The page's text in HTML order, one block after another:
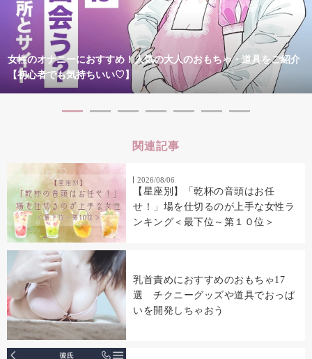
女性のオナニーにおすすめ！人気の大人のおもちゃ・道具をご紹介
【初心者でも気持ちいい♡】
関連記事
2026/08/06
【星座別】「乾杯の音頭はお任
せ！」場を仕切るのが上手な女性ラ
ンキング＜最下位～第１０位＞
乳首責めにおすすめのおもちゃ17
選 チクニーグッズや道具でおっぱ
いを開発しちゃおう